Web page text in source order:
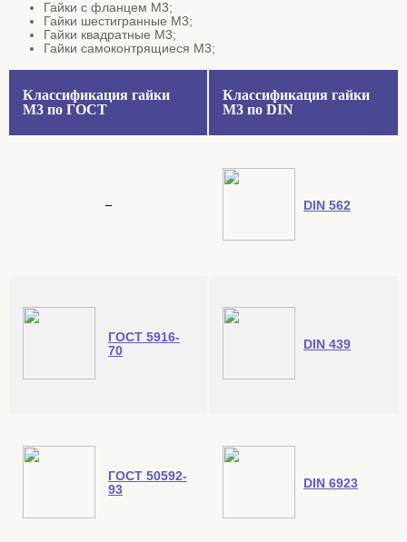
Гайки с фланцем М3;
Гайки шестигранные М3;
Гайки квадратные М3;
Гайки самоконтрящиеся М3;
Классификация гайки
М3 по ГОСТ
Классификация гайки
М3 по DIN
– DIN 562
ГОСТ 5916-
70
DIN 439
ГОСТ 50592-
93
DIN 6923